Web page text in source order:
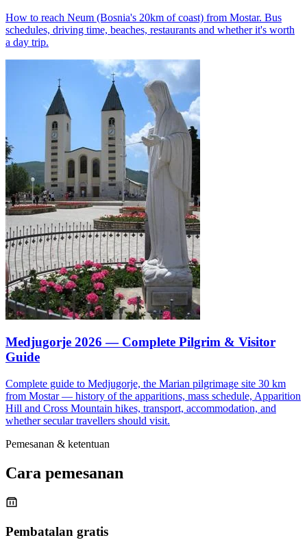
How to reach Neum (Bosnia's 20km of coast) from Mostar. Bus
schedules, driving time, beaches, restaurants and whether it's worth
a day trip.
Medjugorje 2026 — Complete Pilgrim & Visitor
Guide
Complete guide to Medjugorje, the Marian pilgrimage site 30 km
from Mostar — history of the apparitions, mass schedule, Apparition
Hill and Cross Mountain hikes, transport, accommodation, and
whether secular travellers should visit.
Pemesanan & ketentuan
Cara pemesanan
Pembatalan gratis